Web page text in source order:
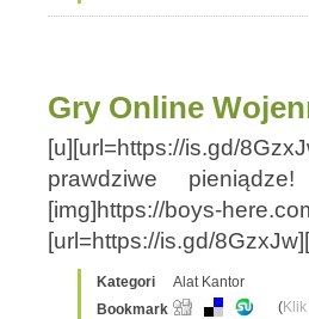
Gry Online
[u][url=https://is.gd/
prawdziwe pieniądze!
[img]https://boys-
[url=https://is.gd/
Kategori
Alat Kantor
Bookmark
(